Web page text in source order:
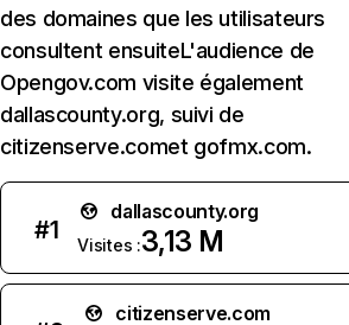
des domaines que les utilisateurs
consultent ensuiteL'audience de
Opengov.com visite également
dallascounty.org, suivi de
citizenserve.comet gofmx.com.
#1
dallascounty.org
Visites :3,13 M
citizenserve.com